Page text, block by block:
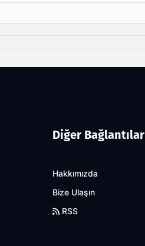
Diğer Bağlantılar
Hakkımızda
Bize Ulaşın
RSS